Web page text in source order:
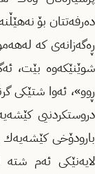
ده‌رفه‌تتان بۆ
ڕه‌گه‌زانه‌ی كه‌
شوێنێكه‌وه‌ بێت،
ڕوو»، ئه‌وا شتێكی
دروستكردنیی
بارودۆخی
لایه‌نێكی ئه‌م شته‌